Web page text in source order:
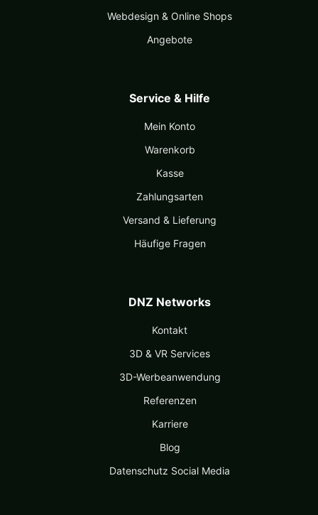
Webdesign & Online Shops
Angebote
Service & Hilfe
Mein Konto
Warenkorb
Kasse
Zahlungsarten
Versand & Lieferung
Häufige Fragen
DNZ Networks
Kontakt
3D & VR Services
3D-Werbeanwendung
Referenzen
Karriere
Blog
Datenschutz Social Media